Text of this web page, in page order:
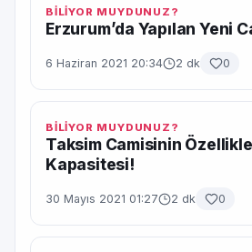
BİLİYOR MUYDUNUZ?
Erzurum’da Yapılan Yeni
6 Haziran 2021 20:34 2 dk 0
BİLİYOR MUYDUNUZ?
Taksim Camisinin
Kapasitesi!
30 Mayıs 2021 01:27 2 dk 0